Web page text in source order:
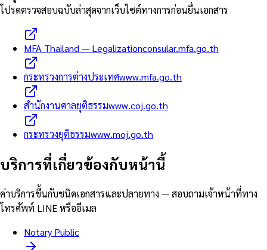
โปรดตรวจสอบฉบับล่าสุดจากเว็บไซต์ทางการก่อนยื่นเอกสาร
MFA Thailand — Legalizationconsular.mfa.go.th
กระทรวงการต่างประเทศwww.mfa.go.th
สำนักงานศาลยุติธรรมwww.coj.go.th
กระทรวงยุติธรรมwww.moj.go.th
บริการที่เกี่ยวข้องกับหน้านี้
ค่าบริการขึ้นกับชนิดเอกสารและปลายทาง — สอบถามเจ้าหน้าที่ทาง
โทรศัพท์ LINE หรืออีเมล
Notary Public